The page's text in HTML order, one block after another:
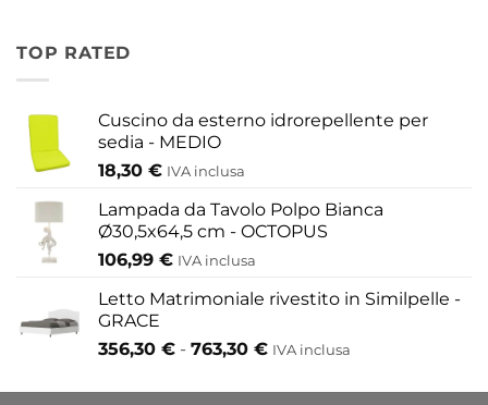
433,30 €
TOP RATED
Cuscino da esterno idrorepellente per
sedia - MEDIO
18,30 € IVA inclusa
Lampada da Tavolo Polpo Bianca
Ø30,5x64,5 cm - OCTOPUS
106,99 € IVA inclusa
Letto Matrimoniale rivestito in Similpelle -
GRACE
356,30 € - 763,30 €Fascia
prezzo:
IVA inclusa